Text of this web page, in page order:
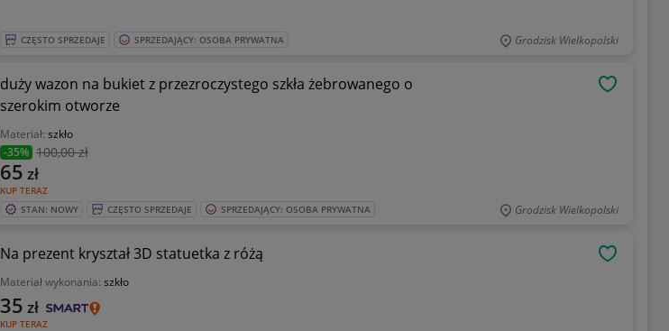
CZĘSTO SPRZEDAJE SPRZEDAJĄCY: OSOBA PRYWATNA Grodzisk Wielkopolski
duży wazon na bukiet z przezroczystego szkła żebrowanego o
szerokim otworze
Materiał: szkło
-35% 100,00 zł
KUP TERAZ
65 zł
STAN: NOWY CZĘSTO SPRZEDAJE SPRZEDAJĄCY: OSOBA PRYWATNA Grodzisk Wielkopolski
Na prezent kryształ 3D statuetka z różą
Materiał wykonania: szkło
KUP TERAZ
35 zł